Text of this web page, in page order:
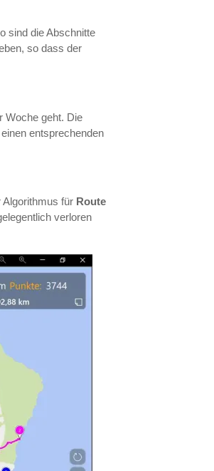
sind die Abschnitte
so dass der
Woche geht. Die
entsprechenden
Algorithmus für Route
verloren